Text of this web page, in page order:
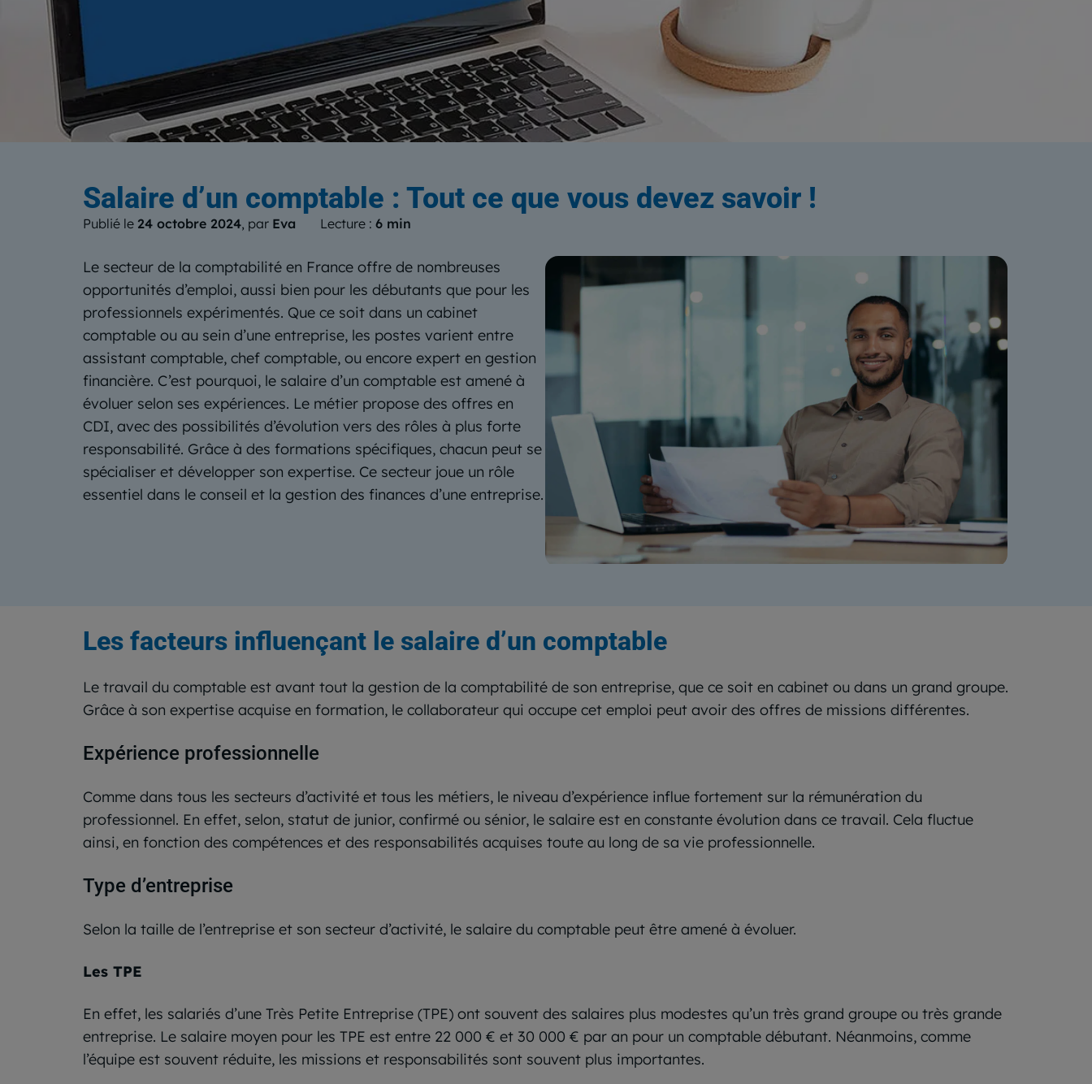
Le blogdu Centre Européen de Formation
Salaire d’un comptable : Tout ce que vous devez savoir !
Publié le 24 octobre 2024, par Eva Lecture : 6 min
Le secteur de la comptabilité en France offre de nombreuses
opportunités d’emploi, aussi bien pour les débutants que pour les
professionnels expérimentés. Que ce soit dans un cabinet
comptable ou au sein d’une entreprise, les postes varient entre
assistant comptable, chef comptable, ou encore expert en gestion
financière. C’est pourquoi, le salaire d’un comptable est amené à
évoluer selon ses expériences. Le métier propose des offres en
CDI, avec des possibilités d’évolution vers des rôles à plus forte
responsabilité. Grâce à des formations spécifiques, chacun peut se
spécialiser et développer son expertise. Ce secteur joue un rôle
essentiel dans le conseil et la gestion des finances d’une entreprise.
Les facteurs influençant le salaire d’un comptable
Le travail du comptable est avant tout la gestion de la comptabilité de son entreprise, que ce soit en cabinet ou dans un grand groupe.
Grâce à son expertise acquise en formation, le collaborateur qui occupe cet emploi peut avoir des offres de missions différentes.
Expérience professionnelle
Comme dans tous les secteurs d’activité et tous les métiers, le niveau d’expérience influe fortement sur la rémunération du
professionnel. En effet, selon, statut de junior, confirmé ou sénior, le salaire est en constante évolution dans ce travail. Cela fluctue
ainsi, en fonction des compétences et des responsabilités acquises toute au long de sa vie professionnelle.
Type d’entreprise
Selon la taille de l’entreprise et son secteur d’activité, le salaire du comptable peut être amené à évoluer.
Les TPE
En effet, les salariés d’une Très Petite Entreprise (TPE) ont souvent des salaires plus modestes qu’un très grand groupe ou très grande
entreprise. Le salaire moyen pour les TPE est entre 22 000 € et 30 000 € par an pour un comptable débutant. Néanmoins, comme
l’équipe est souvent réduite, les missions et responsabilités sont souvent plus importantes.